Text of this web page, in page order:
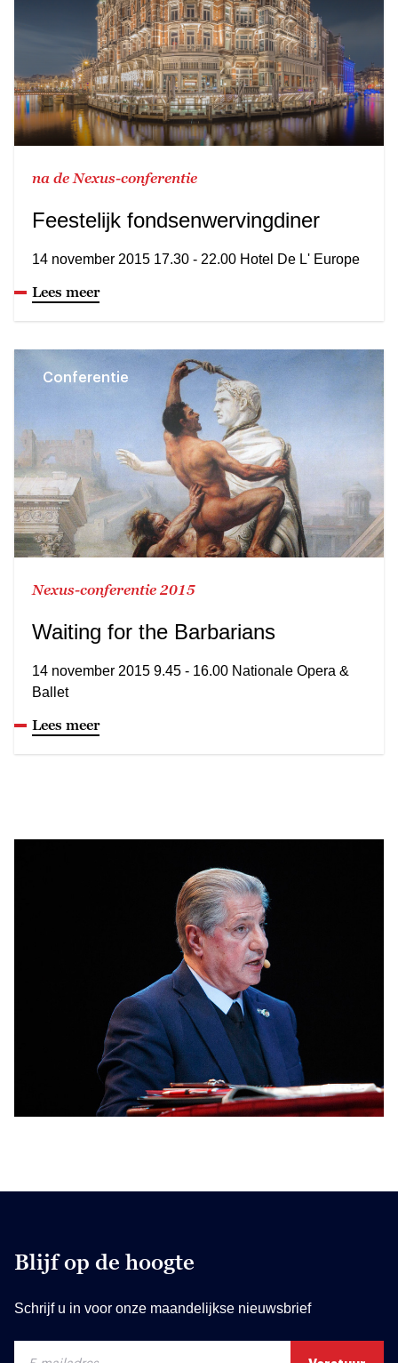
na de Nexus-conferentie
Feestelijk fondsenwervingdiner
14 november 2015 17.30 - 22.00 Hotel De L' Europe
Lees meer
Conferentie
Nexus-conferentie 2015
Waiting for the Barbarians
14 november 2015 9.45 - 16.00 Nationale Opera &
Ballet
Lees meer
Blijf op de hoogte
Schrijf u in voor onze maandelijkse nieuwsbrief